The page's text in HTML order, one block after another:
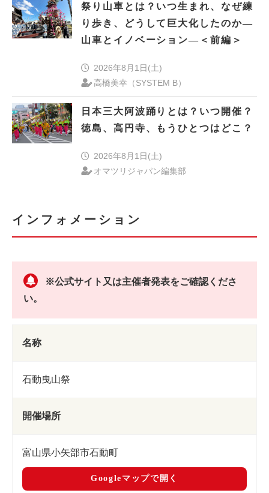
祭り山車とは？いつ生まれ、なぜ練
り歩き、どうして巨大化したのか―
山車とイノベーション―＜前編＞
2026年8月1日(土)
高橋美幸（SYSTEM B）
日本三大阿波踊りとは？いつ開催？
徳島、高円寺、もうひとつはどこ？
2026年8月1日(土)
オマツリジャパン編集部
インフォメーション
※公式サイト又は主催者発表をご確認くださ
い。
名称
石動曳山祭
開催場所
富山県小矢部市石動町
Googleマップで開く